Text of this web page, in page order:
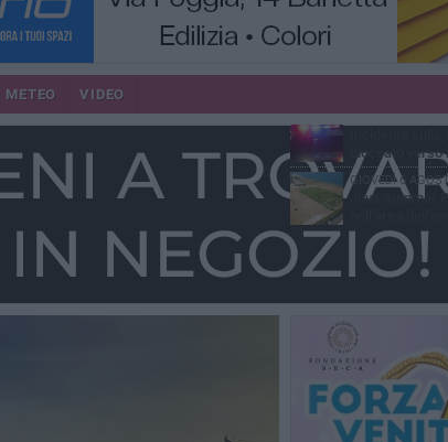
METEO VIDEO
Jova Summer
sopralluogo
DOMENICA 2
Beni confiscati
VENERDÌ 7
bloccato verso
GIOVEDÌ 6
Jova Summer